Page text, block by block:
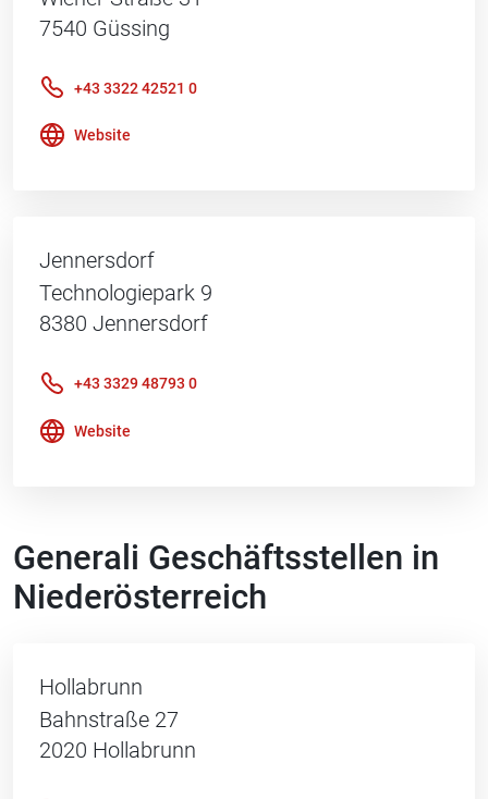
7540 Güssing
+43 3322 42521 0
Website
Jennersdorf
Technologiepark 9
8380 Jennersdorf
+43 3329 48793 0
Website
Generali Geschäftsstellen in
Niederösterreich
Hollabrunn
Bahnstraße 27
2020 Hollabrunn